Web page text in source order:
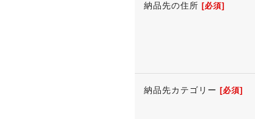
納品先の住所 [必須]
納品先カテゴリー [必須]